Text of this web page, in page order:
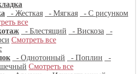
- Жесткая - Мягкая
- С рисунком
все
- Блестящий - Вискоза
-
Смотреть все
- Однотонный - Поплин
-
Смотреть все